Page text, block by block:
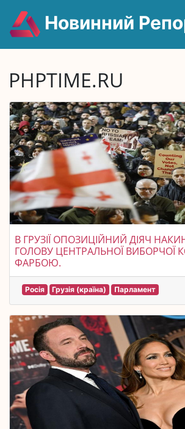
Новинний
PHPTIME.RU
В ГРУЗІЇ ОПОЗИЦІЙНИЙ ДІЯЧ
ГОЛОВУ ЦЕНТРАЛЬНОЇ ВИБОРЧОЇ
ФАРБОЮ.
Росія Грузія (країна) Парламент